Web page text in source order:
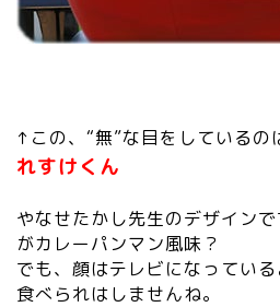
↑この、“無”な目をしているの
れすけくん
やなせたかし先生のデザイン
がカレーパンマン風味？
でも、顔はテレビになっている
食べられはしませんね。